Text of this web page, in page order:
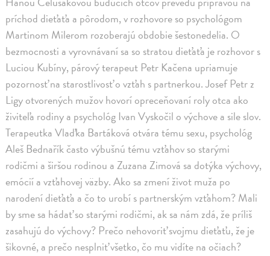
príchod dieťaťa a pôrodom, v rozhovore so psychológom
Martinom Milerom rozoberajú obdobie šestonedelia. O
bezmocnosti a vyrovnávaní sa so stratou dieťaťa je rozhovor s
Luciou Kubíny, párový terapeut Petr Kačena upriamuje
pozornosť na starostlivosť o vzťah s partnerkou. Josef Petr z
Ligy otvorených mužov hovorí opreceňovaní roly otca ako
živiteľa rodiny a psychológ Ivan Vyskočil o výchove a sile slov.
Terapeutka Vlaďka Bartáková otvára tému sexu, psychológ
Aleš Bednařík často výbušnú tému vzťahov so starými
rodičmi a širšou rodinou a Zuzana Zimová sa dotýka výchovy,
emócií a vzťahovej väzby. Ako sa zmení život muža po
narodení dieťaťa a čo to urobí s partnerským vzťahom? Mali
by sme sa hádať so starými rodičmi, ak sa nám zdá, že príliš
zasahujú do výchovy? Prečo nehovoriť svojmu dieťaťu, že je
šikovné, a prečo nesplniť všetko, čo mu vidíte na očiach?